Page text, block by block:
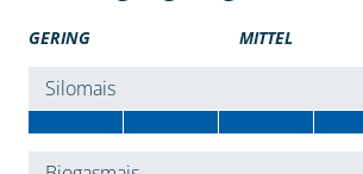
GERING MITTEL
Silomais